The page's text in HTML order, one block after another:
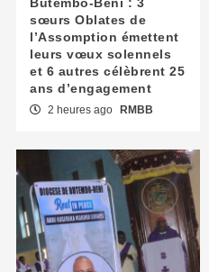
sœurs Oblates de
l’Assomption émettent
leurs vœux solennels
et 6 autres célèbrent 25
ans d’engagement
2 heures ago RMBB